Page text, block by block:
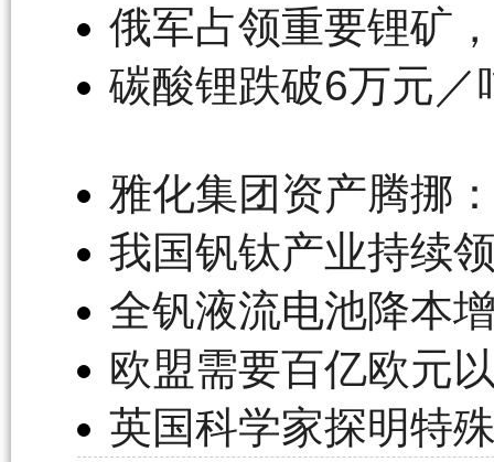
俄军占领重要锂矿
碳酸锂跌破6万元／
雅化集团资产腾挪
我国钒钛产业持续
全钒液流电池降本
欧盟需要百亿欧元
英国科学家探明特